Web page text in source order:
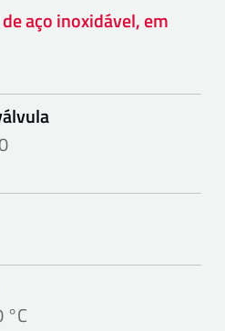
aço inoxidável, em
°C